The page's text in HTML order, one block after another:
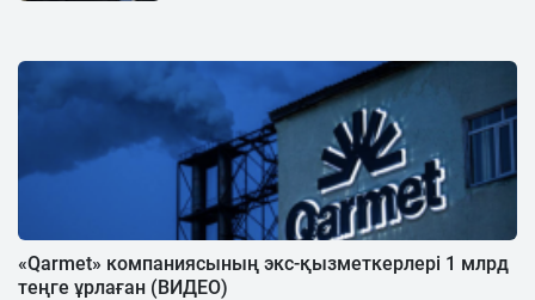
«Qarmet» компаниясының экс-қызметкерлері 1 млрд
теңге ұрлаған (ВИДЕО)